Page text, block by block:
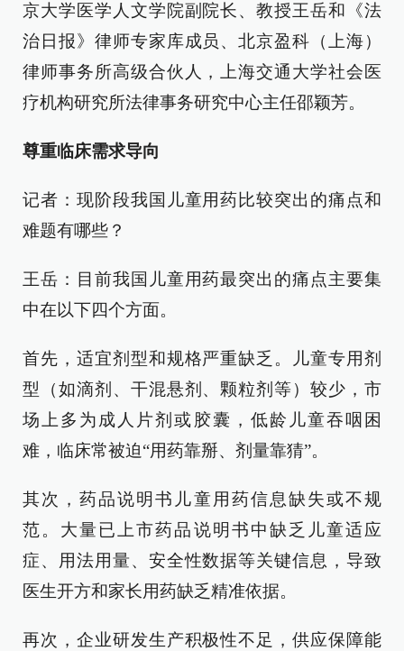
京大学医学人文学院副院长、教授王岳和《法
治日报》律师专家库成员、北京盈科（上海）
律师事务所高级合伙人，上海交通大学社会医
疗机构研究所法律事务研究中心主任邵颖芳。
尊重临床需求导向
记者：现阶段我国儿童用药比较突出的痛点和
难题有哪些？
王岳：目前我国儿童用药最突出的痛点主要集
中在以下四个方面。
首先，适宜剂型和规格严重缺乏。儿童专用剂
型（如滴剂、干混悬剂、颗粒剂等）较少，市
场上多为成人片剂或胶囊，低龄儿童吞咽困
难，临床常被迫“用药靠掰、剂量靠猜”。
其次，药品说明书儿童用药信息缺失或不规
范。大量已上市药品说明书中缺乏儿童适应
症、用法用量、安全性数据等关键信息，导致
医生开方和家长用药缺乏精准依据。
再次，企业研发生产积极性不足，供应保障能